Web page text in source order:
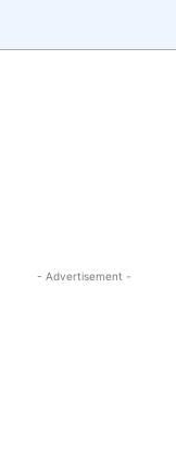
- Advertisement -